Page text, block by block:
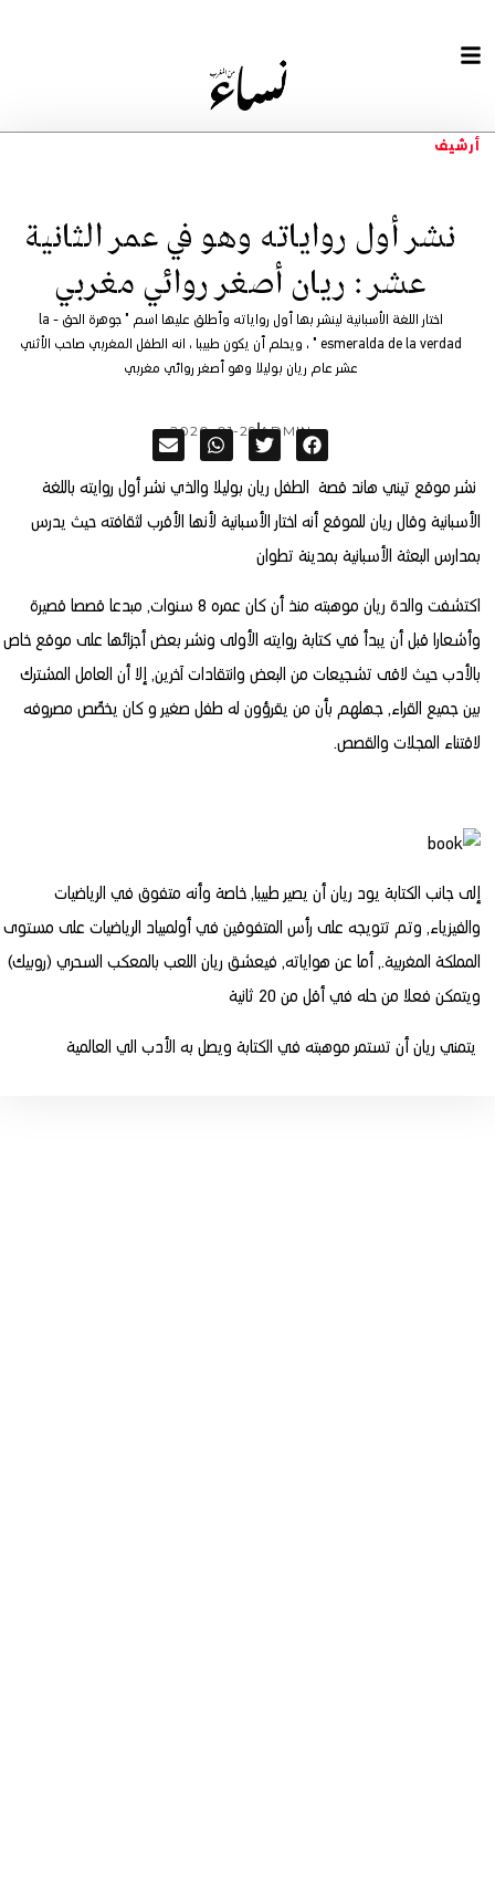
أرشيف
نشر أول رواياته وهو في عمر الثانية
عشر : ريان أصغر روائي مغربي
اختار اللغة الأسبانية لينشر بها أول رواياته وأطلق عليها اسم " جوهرة الحق - la
esmeralda de la verdad " ، ويحلم أن يكون طبيبا ، انه الطفل المغربي صاحب الأثني
عشر عام ريان بوليلا وهو أصغر روائي مغربي
ADMIN
2020-01-29
نشر موقع تيني هاند قصة الطفل ريان بوليلا والذي نشر أول روايته باللغة
الأسبانية وقال ريان للموقع أنه اختار الأسبانية لأنها الأقرب لثقافته حيث يدرس
بمدارس البعثة الأسبانية بمدينة تطوان
اكتشفت والدة ريان موهبته منذ أن كان عمره 8 سنوات, مبدعا قصصا قصيرة
وأشعارا قبل أن يبدأ في كتابة روايته الأولى ونشر بعض أجزائها على موقع خاص
بالأدب حيث لاقى تشجيعات من البعض وانتقادات آخرين, إلا أن العامل المشترك
بين جميع القراء, جهلهم بأن من يقرؤون له طفل صغير و كان يخصِّص مصروفه
لاقتناء المجلات والقصص.
إلى جانب الكتابة يود ريان أن يصير طبيبا, خاصة وأنه متفوق في الرياضيات
والفيزياء, وتم تتويجه على رأس المتفوقين في أولمبياد الرياضيات على مستوى
المملكة المغربية., أما عن هواياته, فيعشق ريان اللعب بالمعكب السحري (روبيك)
ويتمكن فعلا من حله في أقل من 20 ثانية
يتمني ريان أن تستمر موهبته في الكتابة ويصل به الأدب الي العالمية